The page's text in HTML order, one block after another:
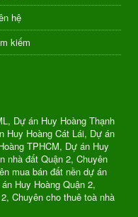
hệ
kiếm
Dự án Huy Hoàng Thạnh
Huy Hoàng Cát Lái, Dự án
TPHCM, Dự án Huy
nhà đất Quận 2, Chuyên
mua bán đất nền dự án
Huy Hoàng Quận 2,
Chuyên cho thuê toà nhà